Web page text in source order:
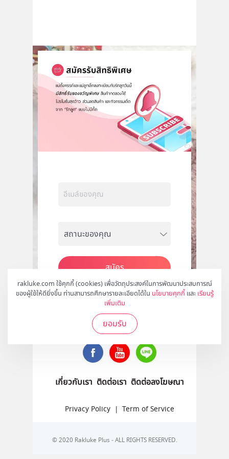
rakluke.com ใช้คุกกี้ (cookies) เพื่อวัตถุประสงค์ในการพัฒนาประสบการณ์
ของผู้ใช้ให้ดียิ่งขึ้น ท่านสามารถศึกษารายละเอียดได้ใน นโยบายคุกกี้ และ เรียนรู้
เพิ่มเติม
ยอมรับ
สมัคร
ติดตามเราได้ที่
เกี่ยวกับเรา ติดต่อเรา ติดต่อลงโฆษณา
Privacy Policy | Term of Service
© 2020 Rakluke Plus - ALL RIGHTS RESERVED.